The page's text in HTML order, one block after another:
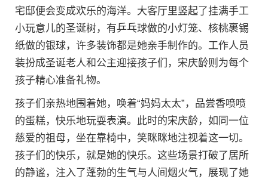
宅邸便会变成欢乐的海洋。大客厅里竖起了挂满手工
小玩意儿的圣诞树，有乒乓球做的小灯笼、核桃裹锡
纸做的银球，许多装饰都是她亲手制作的。工作人员
装扮成圣诞老人和公主迎接孩子们，宋庆龄则为每个
孩子精心准备礼物。
孩子们亲热地围着她，唤着“妈妈太太”，品尝香喷喷
的蛋糕，快乐地玩耍表演。此时的宋庆龄，如同一位
慈爱的祖母，坐在靠椅中，笑眯眯地注视着这一切。
孩子们的快乐，就是她的快乐。这些场景打破了居所
的静谧，注入了蓬勃的生气与人间烟火气，展现了她